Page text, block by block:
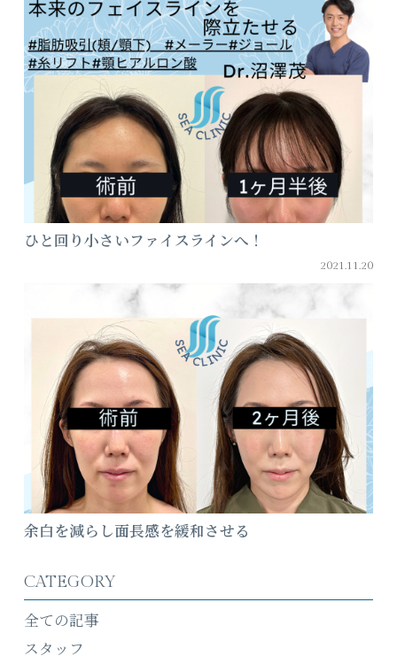
ひと回り小さいファイスラインへ！
2021.11.20
余白を減らし面長感を緩和させる
CATEGORY
全ての記事
スタッフ